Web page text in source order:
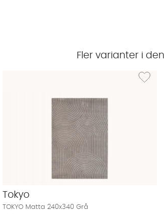
Fler varianter i
önskelista: TOKYO Matta 160x230 Grå Lägg till
Tokyo
TOKYO Matta 240x340 Grå